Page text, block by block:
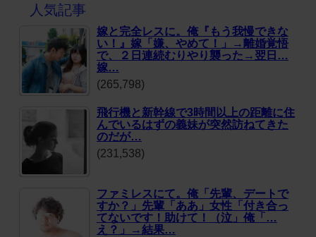
人気記事
嫁と完全レスに。俺『もう我慢できな
い！』嫁「嫌、やめて！」→離婚覚悟
で、２日連続むりやり襲った→翌日…
嫁…
(265,798)
飛行機と新幹線で3時間以上の距離に住
んでいるはずの義妹が突然訪ねてきた
のだが…
(231,538)
ファミレスにて。俺「先輩、デートで
すか？」先輩「ああ」女性「付き合っ
てないです！助けて！（泣」俺「…
え？」→結果…